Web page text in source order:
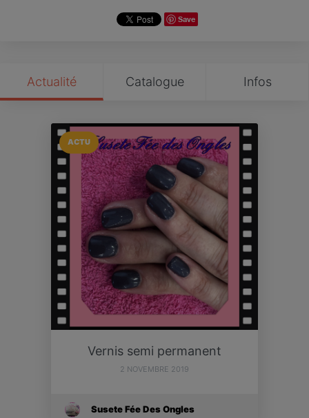
Save
Actualité Catalogue Infos
ACTU
Vernis semi permanent
2 NOVEMBRE 2019
Susete Fée Des Ongles